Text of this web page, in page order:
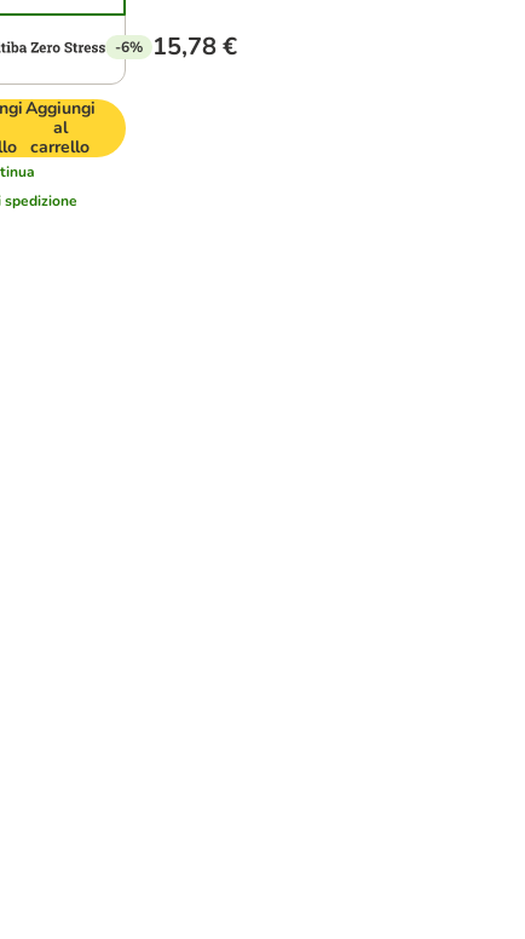
-6% 15,78 €
Aggiungi
al
carrello
spedizione